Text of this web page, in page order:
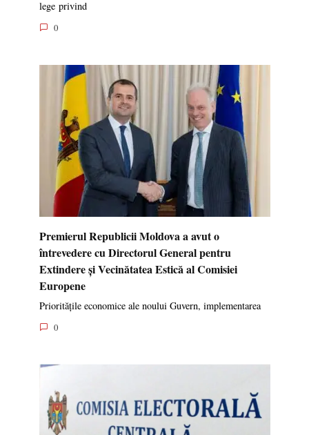
lege privind
0
Premierul Republicii Moldova a avut o
întrevedere cu Directorul General pentru
Extindere și Vecinătatea Estică al Comisiei
Europene
Prioritățile economice ale noului Guvern, implementarea
0